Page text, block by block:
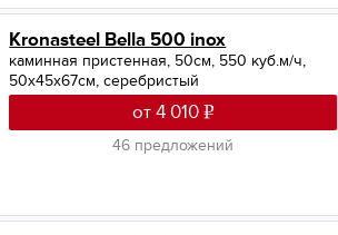
Kronasteel Bella 500 inox
каминная пристенная, 50см, 550 куб.м/ч,
50x45x67см, серебристый
от 4 010
46 предложений